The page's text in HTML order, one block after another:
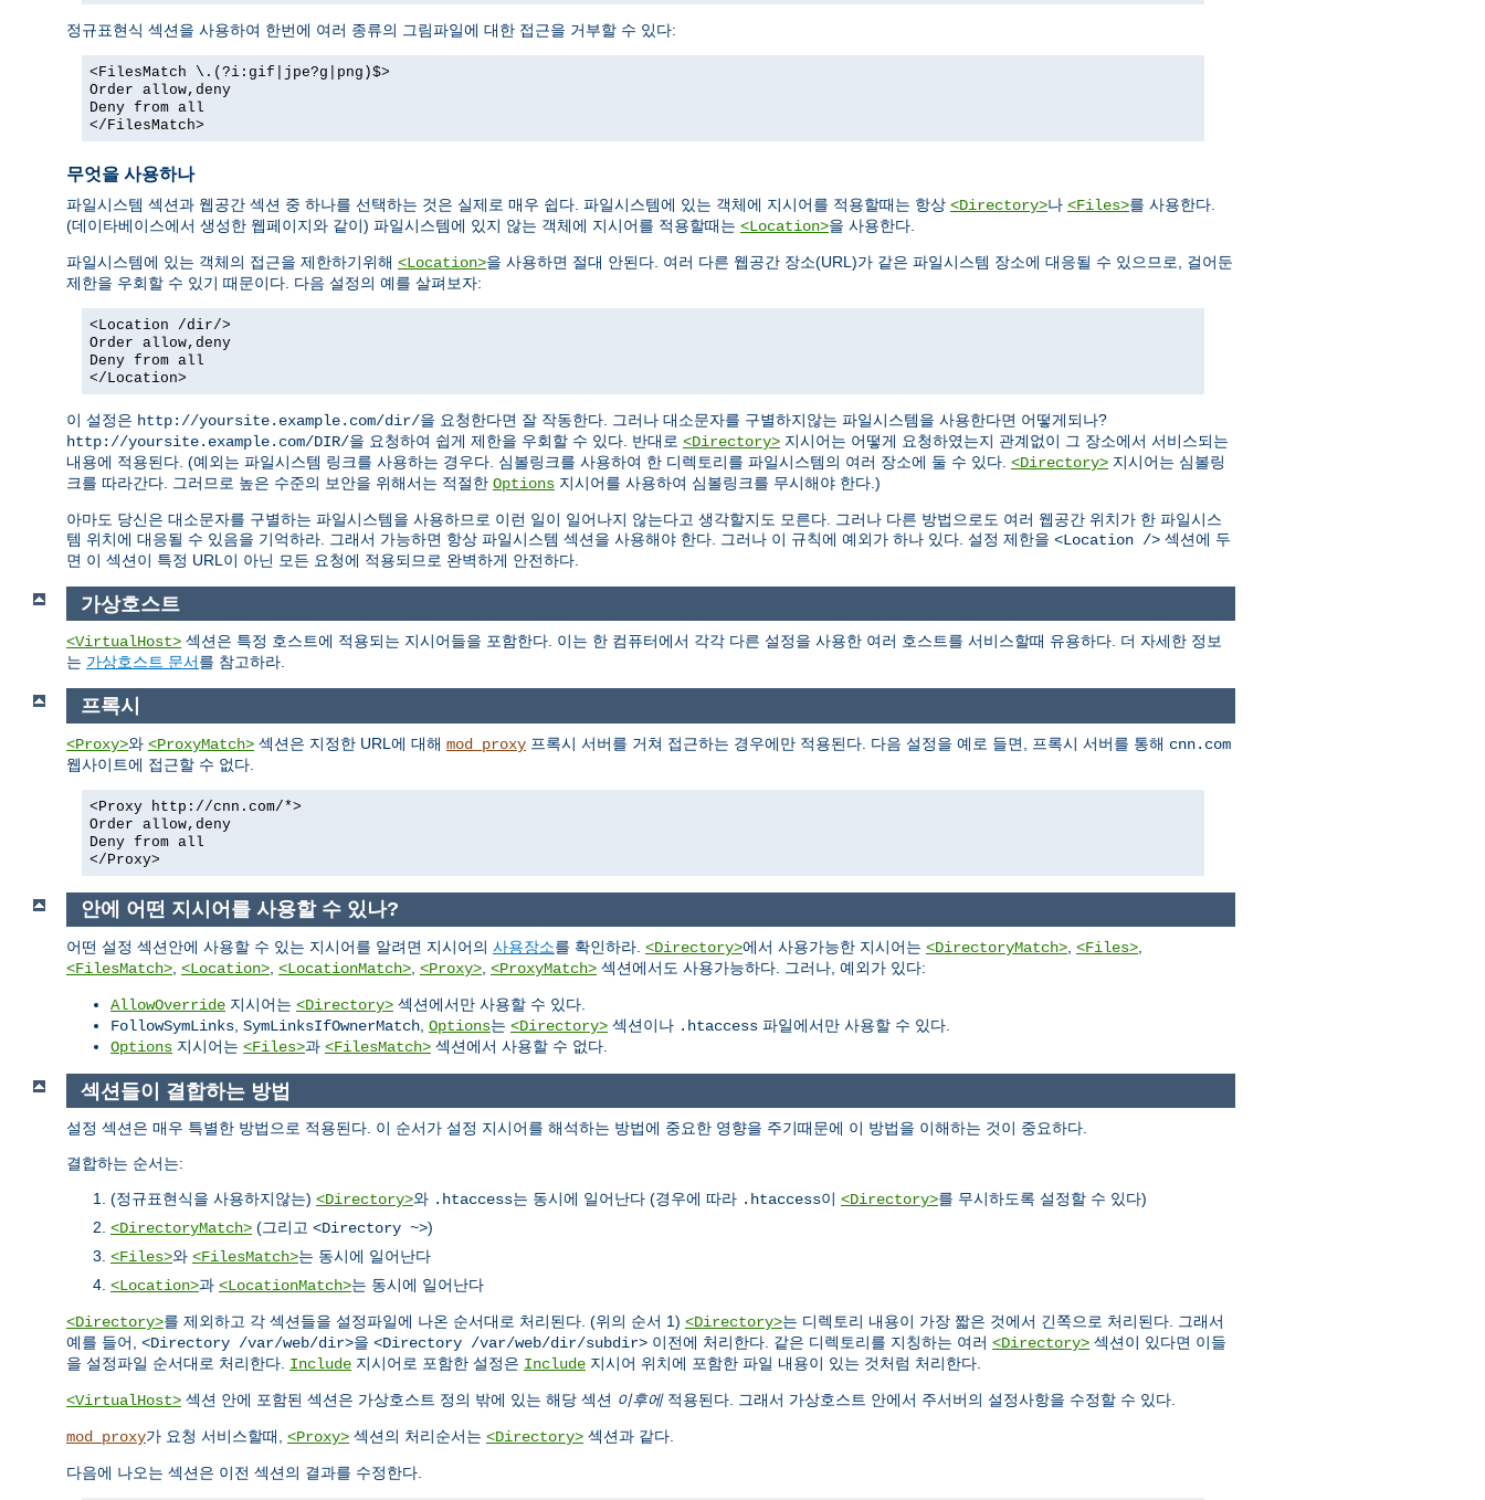
정규표현식 섹션을 사용하여 한번에 여러 종류의 그림파일에 대한 접근을 거부할 수 있다:
<FilesMatch \.(?i:gif|jpe?g|png)$>
Order allow,deny
Deny from all
</FilesMatch>
무엇을 사용하나
파일시스템 섹션과 웹공간 섹션 중 하나를 선택하는 것은 실제로 매우 쉽다. 파일시스템에 있는 객체에 지시어를 적용할때는 항상 <Directory>나 <Files>를 사용한다.
(데이타베이스에서 생성한 웹페이지와 같이) 파일시스템에 있지 않는 객체에 지시어를 적용할때는 <Location>을 사용한다.
파일시스템에 있는 객체의 접근을 제한하기위해 <Location>을 사용하면 절대 안된다. 여러 다른 웹공간 장소(URL)가 같은 파일시스템 장소에 대응될 수 있으므로, 걸어둔
제한을 우회할 수 있기 때문이다. 다음 설정의 예를 살펴보자:
<Location /dir/>
Order allow,deny
Deny from all
</Location>
이 설정은 http://yoursite.example.com/dir/을 요청한다면 잘 작동한다. 그러나 대소문자를 구별하지않는 파일시스템을 사용한다면 어떻게되나?
http://yoursite.example.com/DIR/을 요청하여 쉽게 제한을 우회할 수 있다. 반대로 <Directory> 지시어는 어떻게 요청하였는지 관계없이 그 장소에서 서비스되는
내용에 적용된다. (예외는 파일시스템 링크를 사용하는 경우다. 심볼링크를 사용하여 한 디렉토리를 파일시스템의 여러 장소에 둘 수 있다. <Directory> 지시어는 심볼링
크를 따라간다. 그러므로 높은 수준의 보안을 위해서는 적절한 Options 지시어를 사용하여 심볼링크를 무시해야 한다.)
아마도 당신은 대소문자를 구별하는 파일시스템을 사용하므로 이런 일이 일어나지 않는다고 생각할지도 모른다. 그러나 다른 방법으로도 여러 웹공간 위치가 한 파일시스
템 위치에 대응될 수 있음을 기억하라. 그래서 가능하면 항상 파일시스템 섹션을 사용해야 한다. 그러나 이 규칙에 예외가 하나 있다. 설정 제한을 <Location /> 섹션에 두
면 이 섹션이 특정 URL이 아닌 모든 요청에 적용되므로 완벽하게 안전하다.
가상호스트
<VirtualHost> 섹션은 특정 호스트에 적용되는 지시어들을 포함한다. 이는 한 컴퓨터에서 각각 다른 설정을 사용한 여러 호스트를 서비스할때 유용하다. 더 자세한 정보
는 가상호스트 문서를 참고하라.
프록시
<Proxy>와 <ProxyMatch> 섹션은 지정한 URL에 대해 mod_proxy 프록시 서버를 거쳐 접근하는 경우에만 적용된다. 다음 설정을 예로 들면, 프록시 서버를 통해 cnn.com
웹사이트에 접근할 수 없다.
<Proxy http://cnn.com/*>
Order allow,deny
Deny from all
</Proxy>
안에 어떤 지시어를 사용할 수 있나?
어떤 설정 섹션안에 사용할 수 있는 지시어를 알려면 지시어의 사용장소를 확인하라. <Directory>에서 사용가능한 지시어는 <DirectoryMatch> <Files>
<FilesMatch> <Location> <LocationMatch> <Proxy> <ProxyMatch> 섹션에서도 사용가능하다. 그러나, 예외가 있다:
AllowOverride 지시어는 <Directory> 섹션에서만 사용할 수 있다.
FollowSymLinks SymLinksIfOwnerMatch Options는 <Directory> 섹션이나 .htaccess 파일에서만 사용할 수 있다.
Options 지시어는 <Files>과 <FilesMatch> 섹션에서 사용할 수 없다.
섹션들이 결합하는 방법
설정 섹션은 매우 특별한 방법으로 적용된다. 이 순서가 설정 지시어를 해석하는 방법에 중요한 영향을 주기때문에 이 방법을 이해하는 것이 중요하다.
결합하는 순서는:
(정규표현식을 사용하지않는) <Directory>와 .htaccess는 동시에 일어난다 (경우에 따라 .htaccess이 <Directory>를 무시하도록 설정할 수 있다)
<DirectoryMatch> (그리고 <Directory ~>)
<Files>와 <FilesMatch>는 동시에 일어난다
<Location>과 <LocationMatch>는 동시에 일어난다
<Directory>를 제외하고 각 섹션들을 설정파일에 나온 순서대로 처리된다. (위의 순서 1) <Directory>는 디렉토리 내용이 가장 짧은 것에서 긴쪽으로 처리된다. 그래서
예를 들어, <Directory /var/web/dir>을 <Directory /var/web/dir/subdir> 이전에 처리한다. 같은 디렉토리를 지칭하는 여러 <Directory> 섹션이 있다면 이들
을 설정파일 순서대로 처리한다. Include 지시어로 포함한 설정은 Include 지시어 위치에 포함한 파일 내용이 있는 것처럼 처리한다.
<VirtualHost> 섹션 안에 포함된 섹션은 가상호스트 정의 밖에 있는 해당 섹션 이후에적용된다. 그래서 가상호스트 안에서 주서버의 설정사항을 수정할 수 있다.
mod_proxy가 요청 서비스할때, <Proxy> 섹션의 처리순서는 <Directory> 섹션과 같다.
다음에 나오는 섹션은 이전 섹션의 결과를 수정한다.